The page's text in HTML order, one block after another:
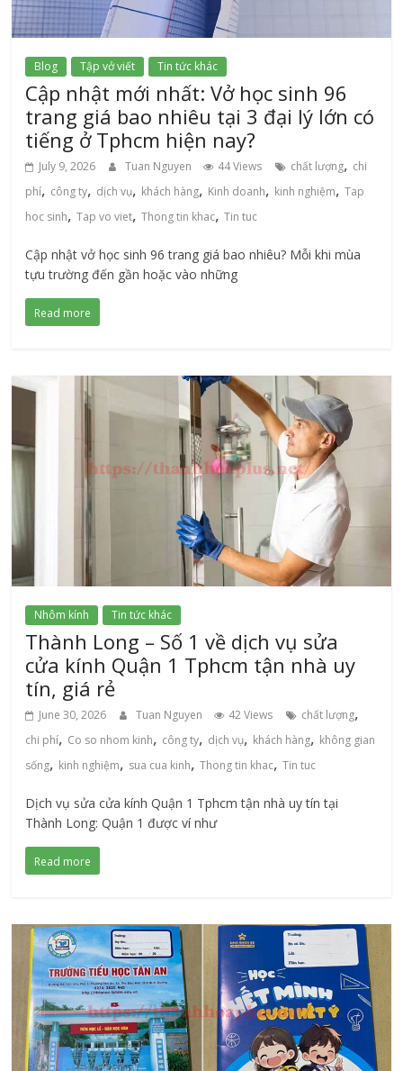
Blog Tập vở viết Tin tức khác
Cập nhật mới nhất: Vở học sinh 96
trang giá bao nhiêu tại 3 đại lý lớn có
tiếng ở Tphcm hiện nay?
July 9, 2026 Tuan Nguyen 44 Views chất lượng, chi
phí, công ty, dịch vụ, khách hàng, Kinh doanh, kinh nghiệm,Tap
hoc sinh,Tap vo viet,Thong tin khac,Tin tuc
Cập nhật vở học sinh 96 trang giá bao nhiêu? Mỗi khi mùa
tựu trường đến gần hoặc vào những
Read more
Nhôm kính Tin tức khác
Thành Long – Số 1 về dịch vụ sửa
cửa kính Quận 1 Tphcm tận nhà uy
tín, giá rẻ
June 30, 2026 Tuan Nguyen 42 Views chất lượng,
chi phí, Co so nhom kinh, công ty, dịch vụ, khách hàng, không gian
sống, kinh nghiệm, sua cua kinh,Thong tin khac,Tin tuc
Dịch vụ sửa cửa kính Quận 1 Tphcm tận nhà uy tín tại
Thành Long: Quận 1 được ví như
Read more